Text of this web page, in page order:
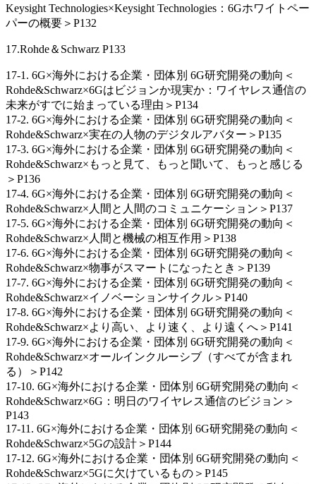
Keysight Technologies×Keysight Technologies：6Gホワイトペー
パーの概要＞P132
17.Rohde＆Schwarz P133
17-1. 6G×海外における企業・団体別 6G研究開発の動向＜
Rohde&Schwarz×6Gはビジョンか現実か：ワイヤレス通信の
未来がすでに始まっている理由＞P134
17-2. 6G×海外における企業・団体別 6G研究開発の動向＜
Rohde&Schwarz×実在の人物のデジタルアバター＞P135
17-3. 6G×海外における企業・団体別 6G研究開発の動向＜
Rohde&Schwarz×もっと見て、もっと聞いて、もっと感じる
＞P136
17-4. 6G×海外における企業・団体別 6G研究開発の動向＜
Rohde&Schwarz×人間と人間のコミュニケーション＞P137
17-5. 6G×海外における企業・団体別 6G研究開発の動向＜
Rohde&Schwarz×人間と機械の相互作用＞P138
17-6. 6G×海外における企業・団体別 6G研究開発の動向＜
Rohde&Schwarz×物事がスマートになったとき＞P139
17-7. 6G×海外における企業・団体別 6G研究開発の動向＜
Rohde&Schwarz×イノベーションサイクル＞P140
17-8. 6G×海外における企業・団体別 6G研究開発の動向＜
Rohde&Schwarz×より高い、より速く、より遠くへ＞P141
17-9. 6G×海外における企業・団体別 6G研究開発の動向＜
Rohde&Schwarz×オールインクルーシブ（すべてが含まれ
る）＞P142
17-10. 6G×海外における企業・団体別 6G研究開発の動向＜
Rohde&Schwarz×6G：明日のワイヤレス通信のビジョン＞
P143
17-11. 6G×海外における企業・団体別 6G研究開発の動向＜
Rohde&Schwarz×5Gの設計＞P144
17-12. 6G×海外における企業・団体別 6G研究開発の動向＜
Rohde&Schwarz×5Gに欠けているもの＞P145